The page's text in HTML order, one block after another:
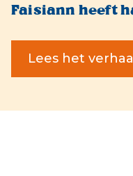
Faisiann heeft
Lees het